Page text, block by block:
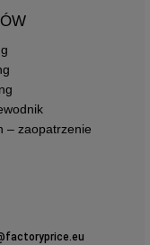
– zaopatrzenie